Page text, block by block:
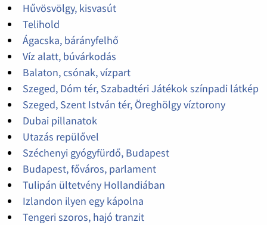
Hűvösvölgy, kisvasút
Telihold
Ágacska, bárányfelhő
Víz alatt, búvárkodás
Balaton, csónak, vízpart
Szeged, Dóm tér, Szabadtéri Játékok színpadi látkép
Szeged, Szent István tér, Öreghölgy víztorony
Dubai pillanatok
Utazás repülővel
Széchenyi gyógyfürdő, Budapest
Budapest, főváros, parlament
Tulipán ültetvény Hollandiában
Izlandon ilyen egy kápolna
Tengeri szoros, hajó tranzit